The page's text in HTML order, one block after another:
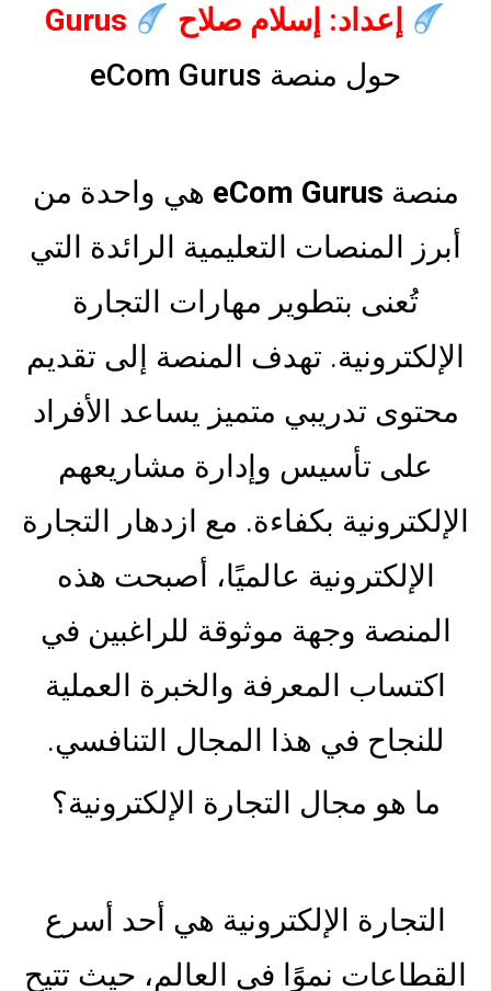
Gurus
حول منصة eCom Gurus
منصة eCom Gurus هي واحدة من
أبرز المنصات التعليمية الرائدة التي
تُعنى بتطوير مهارات التجارة
الإلكترونية. تهدف المنصة إلى تقديم
محتوى تدريبي متميز يساعد الأفراد
على تأسيس وإدارة مشاريعهم
الإلكترونية بكفاءة. مع ازدهار التجارة
الإلكترونية عالميًا، أصبحت هذه
المنصة وجهة موثوقة للراغبين في
اكتساب المعرفة والخبرة العملية
للنجاح في هذا المجال التنافسي.
ما هو مجال التجارة الإلكترونية؟
التجارة الإلكترونية هي أحد أسرع
القطاعات نموًا في العالم، حيث تتيح